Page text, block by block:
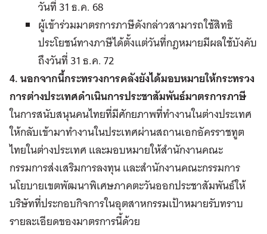
วันที่ 31 ธ.ค. 68
ผู้เข้าร่วมมาตรการภาษีดังกล่าวสามารถใช้สิทธิ
ประโยชน์ทางภาษีได้ตั้งแต่วันที่กฎหมายมีผลใช้บังคับ
ถึงวันที่ 31 ธ.ค. 72
4. นอกจากนี้กระทรวงการคลังยังได้มอบหมายให้กระทรวง
การต่างประเทศดำเนินการประชาสัมพันธ์มาตรการภาษี
ในการสนับสนุนคนไทยที่มีศักยภาพที่ทำงานในต่างประเทศ
ให้กลับเข้ามาทำงานในประเทศผ่านสถานเอกอัครราชทูต
ไทยในต่างประเทศ และมอบหมายให้สำนักงานคณะ
กรรมการส่งเสริมการลงทุน และสำนักงานคณะกรรมการ
นโยบายเขตพัฒนาพิเศษภาคตะวันออกประชาสัมพันธ์ให้
บริษัทที่ประกอบกิจการในอุตสาหกรรมเป้าหมายรับทราบ
รายละเอียดของมาตรการนี้ด้วย